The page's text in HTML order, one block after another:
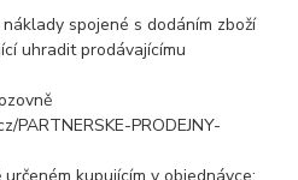
spojené s dodáním zboží
uhradit prodávajícímu
PRODEJNY-